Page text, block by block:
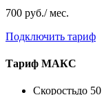
700 руб./ мес.
Подключить тариф
Тариф МАКС
Скоростьдо